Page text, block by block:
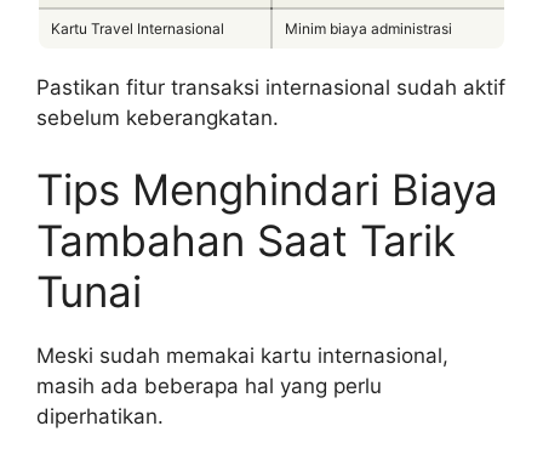
Kartu Travel Internasional Minim biaya administrasi
Pastikan fitur transaksi internasional sudah aktif
sebelum keberangkatan.
Tips Menghindari Biaya
Tambahan Saat Tarik
Tunai
Meski sudah memakai kartu internasional,
masih ada beberapa hal yang perlu
diperhatikan.